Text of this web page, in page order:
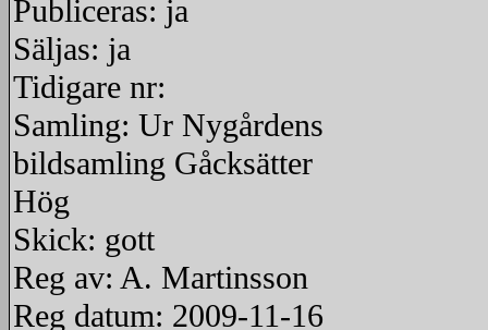
Publiceras: ja
Säljas: ja
Tidigare nr:
Samling: Ur Nygårdens
bildsamling Gåcksätter
Hög
Skick: gott
Reg av: A. Martinsson
Reg datum: 2009-11-16